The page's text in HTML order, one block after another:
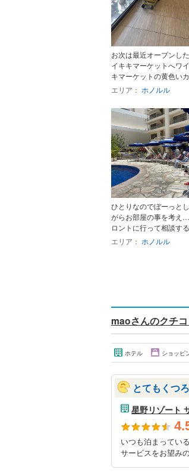
お次は最近オープンし
イキキマーケットへワ
キマーケットの黄色い
エリア： ホノルル
ひとりなのでぼーっと
がらお部屋の事を考え
ロントに行って相談す
エリア： ホノルル
maoさんのクチコ
ホテル ショッピ
とてもくつ
星野リゾート
いつも泊まってい
サービスをお望み